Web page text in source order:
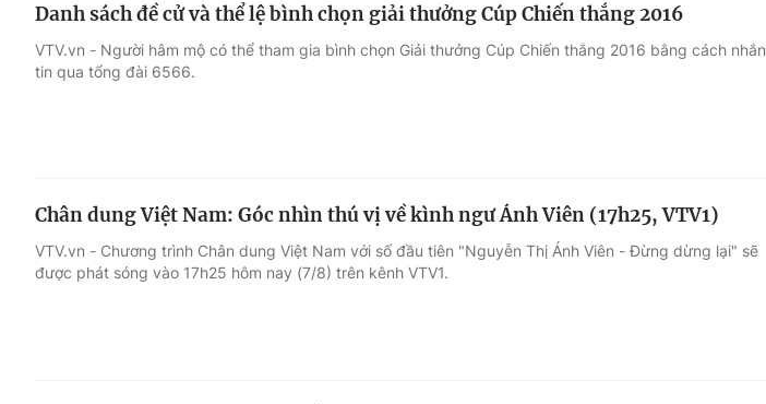
Danh sách đề cử và thể lệ bình chọn giải thưởng Cúp Chiến thắng 2016
VTV.vn - Người hâm mộ có thể tham gia bình chọn Giải thưởng Cúp Chiến thắng 2016 bằng cách nhắn
tin qua tổng đài 6566.
Chân dung Việt Nam: Góc nhìn thú vị về kình ngư Ánh Viên (17h25, VTV1)
VTV.vn - Chương trình Chân dung Việt Nam với số đầu tiên "Nguyễn Thị Ánh Viên - Đừng dừng lại" sẽ
được phát sóng vào 17h25 hôm nay (7/8) trên kênh VTV1.